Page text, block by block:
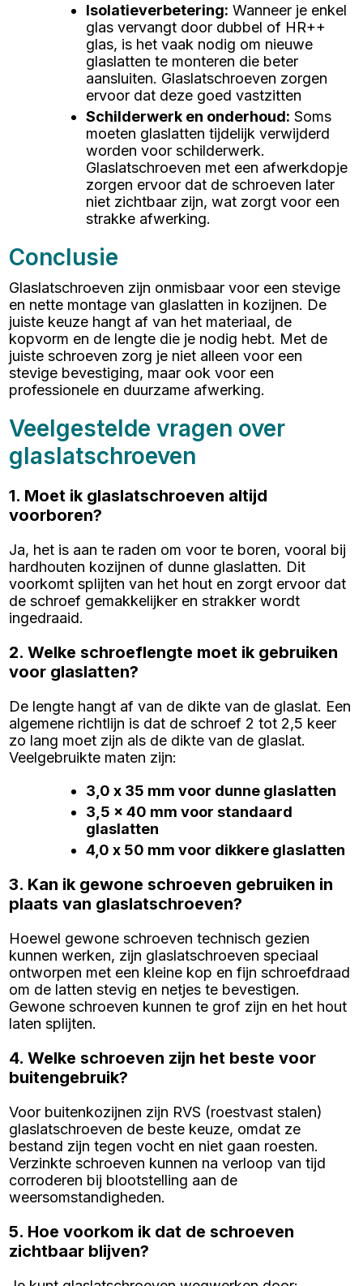
Isolatieverbetering: Wanneer je enkel
glas vervangt door dubbel of HR++
glas, is het vaak nodig om nieuwe
glaslatten te monteren die beter
aansluiten. Glaslatschroeven zorgen
ervoor dat deze goed vastzitten
Schilderwerk en onderhoud: Soms
moeten glaslatten tijdelijk verwijderd
worden voor schilderwerk.
Glaslatschroeven met een afwerkdopje
zorgen ervoor dat de schroeven later
niet zichtbaar zijn, wat zorgt voor een
strakke afwerking.
Conclusie
Glaslatschroeven zijn onmisbaar voor een stevige
en nette montage van glaslatten in kozijnen. De
juiste keuze hangt af van het materiaal, de
kopvorm en de lengte die je nodig hebt. Met de
juiste schroeven zorg je niet alleen voor een
stevige bevestiging, maar ook voor een
professionele en duurzame afwerking.
Veelgestelde vragen over
glaslatschroeven
1. Moet ik glaslatschroeven altijd
voorboren?
Ja, het is aan te raden om voor te boren, vooral bij
hardhouten kozijnen of dunne glaslatten. Dit
voorkomt splijten van het hout en zorgt ervoor dat
de schroef gemakkelijker en strakker wordt
ingedraaid.
2. Welke schroeflengte moet ik gebruiken
voor glaslatten?
De lengte hangt af van de dikte van de glaslat. Een
algemene richtlijn is dat de schroef 2 tot 2,5 keer
zo lang moet zijn als de dikte van de glaslat.
Veelgebruikte maten zijn:
3,0 x 35 mm voor dunne glaslatten
3,5 x 40 mm voor standaard
glaslatten
4,0 x 50 mm voor dikkere glaslatten
3. Kan ik gewone schroeven gebruiken in
plaats van glaslatschroeven?
Hoewel gewone schroeven technisch gezien
kunnen werken, zijn glaslatschroeven speciaal
ontworpen met een kleine kop en fijn schroefdraad
om de latten stevig en netjes te bevestigen.
Gewone schroeven kunnen te grof zijn en het hout
laten splijten.
4. Welke schroeven zijn het beste voor
buitengebruik?
Voor buitenkozijnen zijn RVS (roestvast stalen)
glaslatschroeven de beste keuze, omdat ze
bestand zijn tegen vocht en niet gaan roesten.
Verzinkte schroeven kunnen na verloop van tijd
corroderen bij blootstelling aan de
weersomstandigheden.
5. Hoe voorkom ik dat de schroeven
zichtbaar blijven?